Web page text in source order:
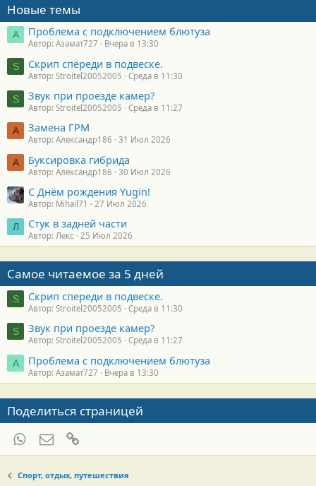
Новые темы
А Проблема с подключением блютуза
Автор: Азамат727 Вчера в 13:30
S Скрип спереди в подвеске.
Автор: Stroitel20052005 Среда в 11:30
S Звук при проезде камер?
Автор: Stroitel20052005 Среда в 11:27
А Замена ГРМ
Автор: Александр186 31 Июл 2026
А Буксировка гибрида
Автор: Александр186 30 Июл 2026
С Днём рождения Yugin!
Автор: Mihail71 27 Июл 2026
Л Стук в задней части
Автор: Лекс 25 Июл 2026
Самое читаемое за 5 дней
S Скрип спереди в подвеске.
Автор: Stroitel20052005 Среда в 11:30
S Звук при проезде камер?
Автор: Stroitel20052005 Среда в 11:27
А Проблема с подключением блютуза
Автор: Азамат727 Вчера в 13:30
Поделиться страницей
WhatsAppЭлектронная почта
Спорт, отдых, путешествия